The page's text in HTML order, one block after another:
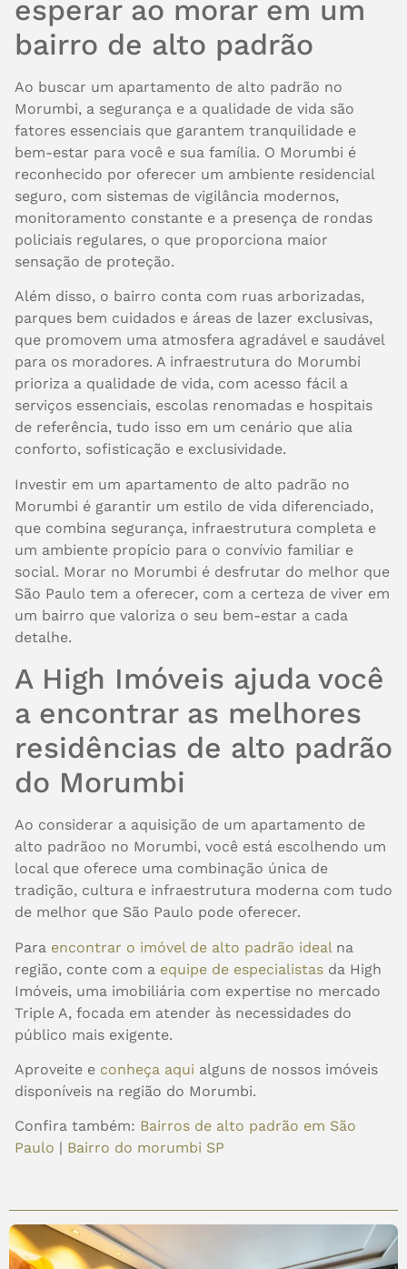
esperar ao morar em um
bairro de alto padrão
Ao buscar um apartamento de alto padrão no
Morumbi, a segurança e a qualidade de vida são
fatores essenciais que garantem tranquilidade e
bem-estar para você e sua família. O Morumbi é
reconhecido por oferecer um ambiente residencial
seguro, com sistemas de vigilância modernos,
monitoramento constante e a presença de rondas
policiais regulares, o que proporciona maior
sensação de proteção.
Além disso, o bairro conta com ruas arborizadas,
parques bem cuidados e áreas de lazer exclusivas,
que promovem uma atmosfera agradável e saudável
para os moradores. A infraestrutura do Morumbi
prioriza a qualidade de vida, com acesso fácil a
serviços essenciais, escolas renomadas e hospitais
de referência, tudo isso em um cenário que alia
conforto, sofisticação e exclusividade.
Investir em um apartamento de alto padrão no
Morumbi é garantir um estilo de vida diferenciado,
que combina segurança, infraestrutura completa e
um ambiente propício para o convívio familiar e
social. Morar no Morumbi é desfrutar do melhor que
São Paulo tem a oferecer, com a certeza de viver em
um bairro que valoriza o seu bem-estar a cada
detalhe.
A High Imóveis ajuda você
a encontrar as melhores
residências de alto padrão
do Morumbi
Ao considerar a aquisição de um apartamento de
alto padrãoo no Morumbi, você está escolhendo um
local que oferece uma combinação única de
tradição, cultura e infraestrutura moderna com tudo
de melhor que São Paulo pode oferecer.
Para encontrar o imóvel de alto padrão ideal na
região, conte com a equipe de especialistas da High
Imóveis, uma imobiliária com expertise no mercado
Triple A, focada em atender às necessidades do
público mais exigente.
Aproveite e conheça aqui alguns de nossos imóveis
disponíveis na região do Morumbi.
Confira também: Bairros de alto padrão em São
Paulo | Bairro do morumbi SP